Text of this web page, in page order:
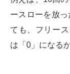
ースローを放
ても、フリー
は「0」になる